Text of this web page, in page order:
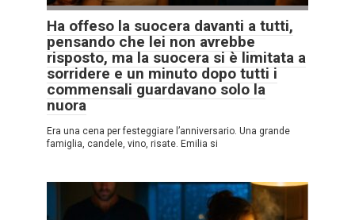
Ha offeso la suocera davanti a tutti,
pensando che lei non avrebbe
risposto, ma la suocera si è limitata a
sorridere e un minuto dopo tutti i
commensali guardavano solo la
nuora
Era una cena per festeggiare l’anniversario. Una grande
famiglia, candele, vino, risate. Emilia si